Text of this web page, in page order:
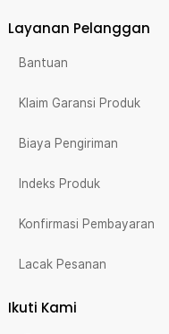
Layanan Pelanggan
Bantuan
Klaim Garansi Produk
Biaya Pengiriman
Indeks Produk
Konfirmasi Pembayaran
Lacak Pesanan
Ikuti Kami